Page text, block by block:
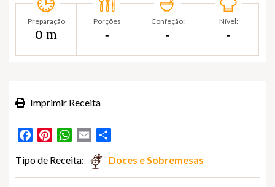
Preparação
0 m
Porções
‐
Confeção:
‐
Nível:
‐
Imprimir Receita
FacebookPinterestWhatsApp
Email
Tipo de Receita: Doces e Sobremesas